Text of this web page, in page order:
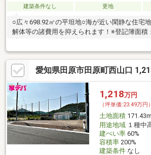
建築条件なし 更地
○広々698.92㎡の平坦地○海が近い閑静な住宅
解体等の諸費用を抑えられます！※登記簿面積
定測量後、面積等に差異が生じる場合がござ
水引込費用が別途必要です。不動産は現地・
面や写真だけでは分からないことがございます
現地を見ていただきたく思います。実際に足
と、現地の状況や周辺の環境等を感じていただ
愛知県田原市田原町西山口
1,218万円
（坪単価:23.49万円）
土地面積171.43m
用途地域１種中
建ぺい率60%
容積率200%
建築条件なし